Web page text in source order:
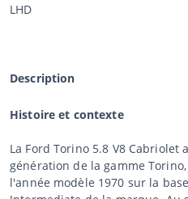
LHD
Description
Histoire et contexte
La Ford Torino 5.8 V8
génération de la gamme
l'année modèle 1970 sur la